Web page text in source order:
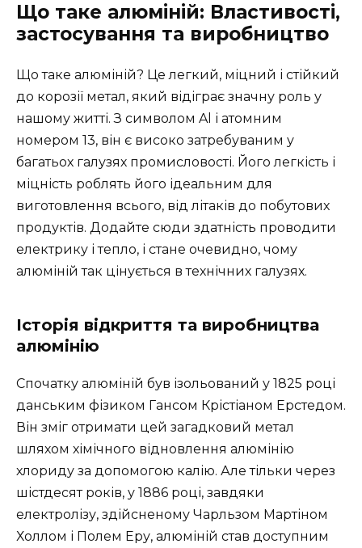
Що таке алюміній: Властивості,
застосування та виробництво
Що таке алюміній? Це легкий, міцний і стійкий
до корозії метал, який відіграє значну роль у
нашому житті. З символом Al і атомним
номером 13, він є високо затребуваним у
багатьох галузях промисловості. Його легкість і
міцність роблять його ідеальним для
виготовлення всього, від літаків до побутових
продуктів. Додайте сюди здатність проводити
електрику і тепло, і стане очевидно, чому
алюміній так цінується в технічних галузях.
Історія відкриття та виробництва
алюмінію
Спочатку алюміній був ізольований у 1825 році
данським фізиком Гансом Крістіаном Ерстедом.
Він зміг отримати цей загадковий метал
шляхом хімічного відновлення алюмінію
хлориду за допомогою калію. Але тільки через
шістдесят років, у 1886 році, завдяки
електролізу, здійсненому Чарльзом Мартіном
Холлом і Полем Еру, алюміній став доступним